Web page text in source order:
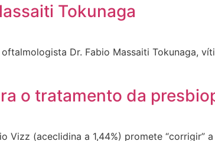
Tokunaga
Dr. Fabio Massaiti Tokunaga,
o tratamento da
(aceclidina a 1,44%) promete “corrigir”